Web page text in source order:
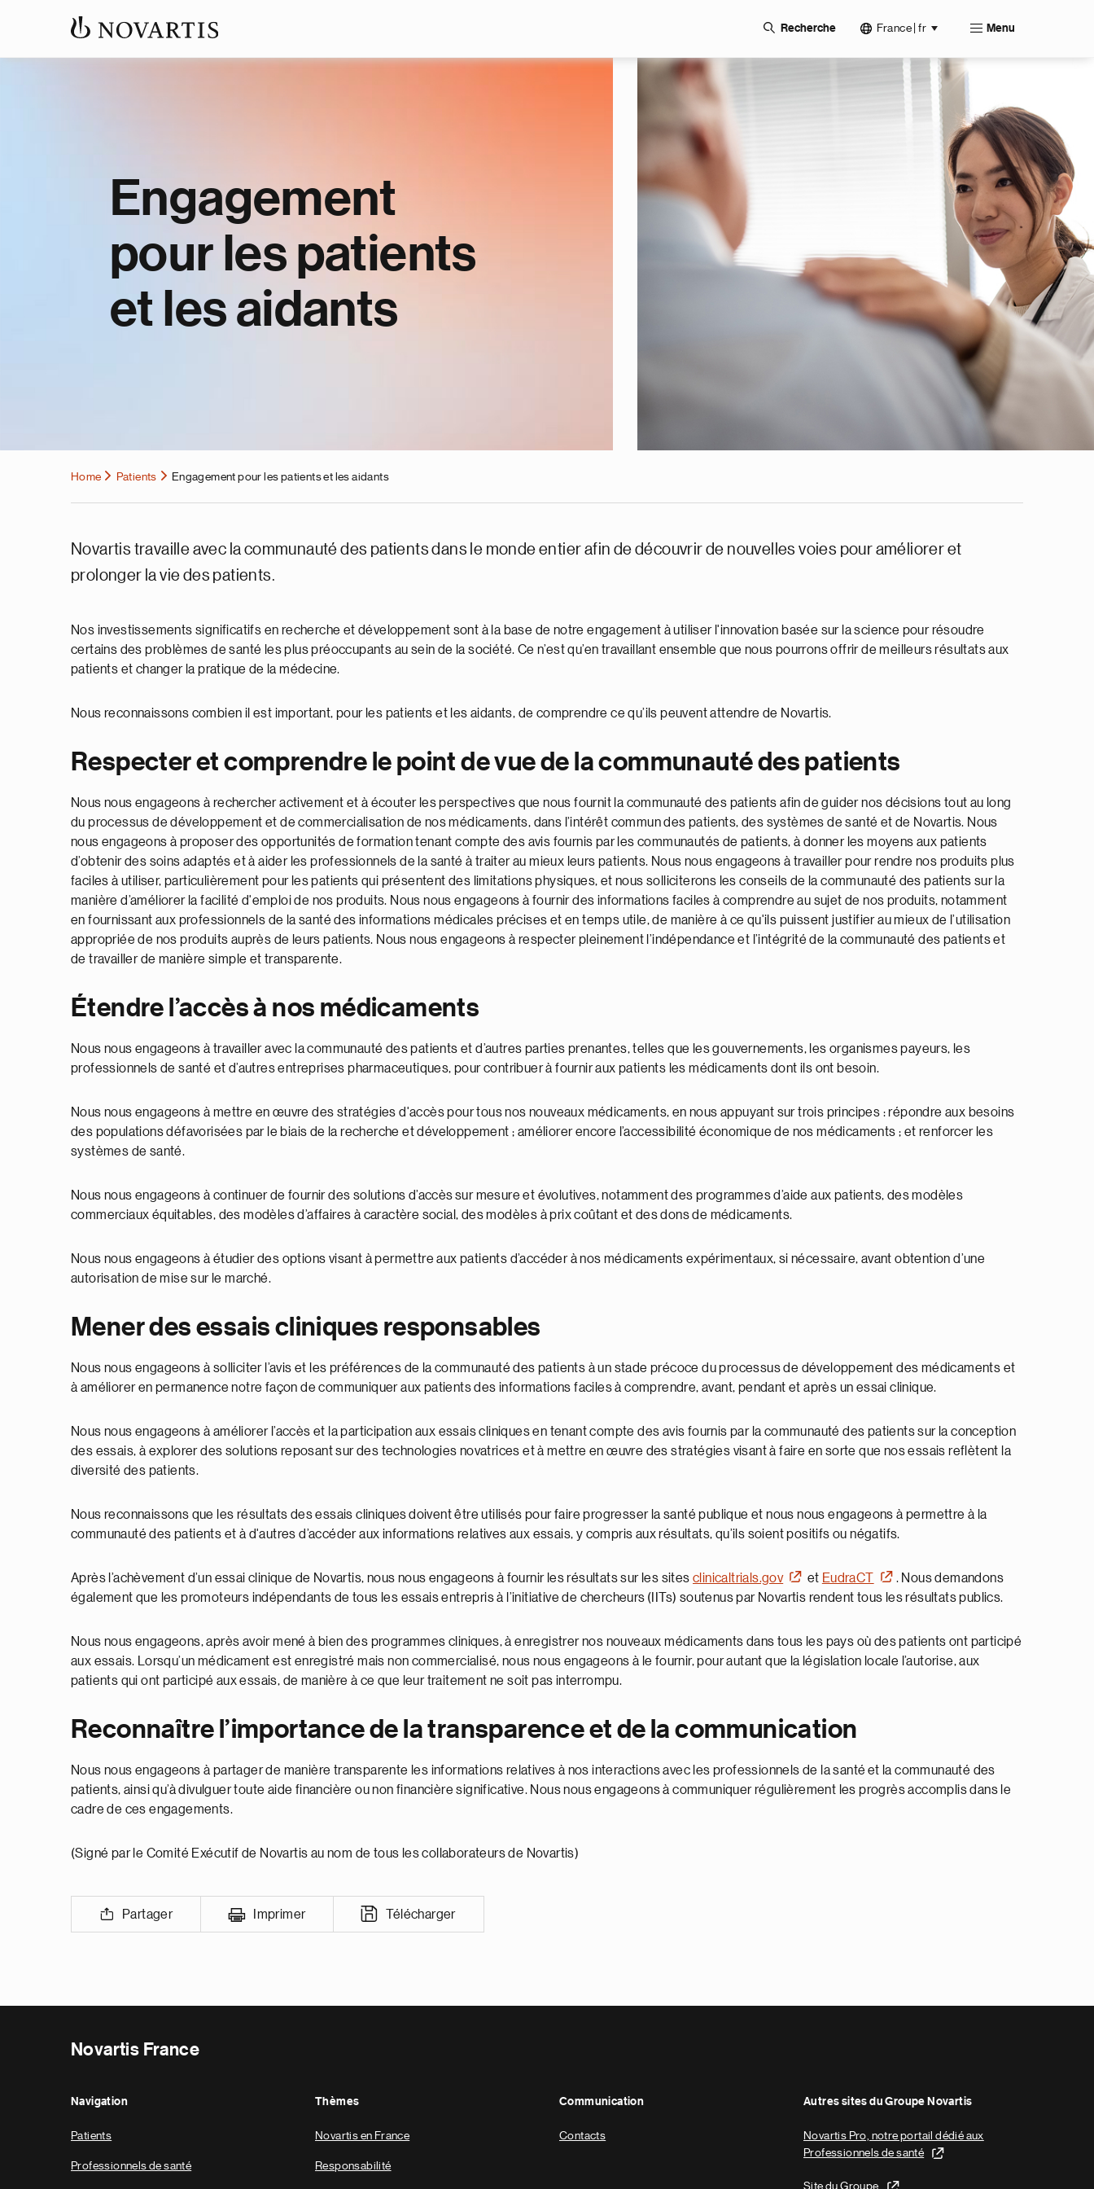
Recherche France | fr Menu
Engagement
pour les patients
et les aidants
Home Patients Engagement pour les patients et les aidants
Novartis travaille avec la communauté des patients dans le monde entier afin de découvrir de nouvelles voies pour améliorer et
prolonger la vie des patients.
Nos investissements significatifs en recherche et développement sont à la base de notre engagement à utiliser l'innovation basée sur la science pour résoudre
certains des problèmes de santé les plus préoccupants au sein de la société. Ce n’est qu’en travaillant ensemble que nous pourrons offrir de meilleurs résultats aux
patients et changer la pratique de la médecine.
Nous reconnaissons combien il est important, pour les patients et les aidants, de comprendre ce qu’ils peuvent attendre de Novartis.
Respecter et comprendre le point de vue de la communauté des patients
Nous nous engageons à rechercher activement et à écouter les perspectives que nous fournit la communauté des patients afin de guider nos décisions tout au long
du processus de développement et de commercialisation de nos médicaments, dans l’intérêt commun des patients, des systèmes de santé et de Novartis. Nous
nous engageons à proposer des opportunités de formation tenant compte des avis fournis par les communautés de patients, à donner les moyens aux patients
d’obtenir des soins adaptés et à aider les professionnels de la santé à traiter au mieux leurs patients. Nous nous engageons à travailler pour rendre nos produits plus
faciles à utiliser, particulièrement pour les patients qui présentent des limitations physiques, et nous solliciterons les conseils de la communauté des patients sur la
manière d’améliorer la facilité d'emploi de nos produits. Nous nous engageons à fournir des informations faciles à comprendre au sujet de nos produits, notamment
en fournissant aux professionnels de la santé des informations médicales précises et en temps utile, de manière à ce qu'ils puissent justifier au mieux de l’utilisation
appropriée de nos produits auprès de leurs patients. Nous nous engageons à respecter pleinement l’indépendance et l’intégrité de la communauté des patients et
de travailler de manière simple et transparente.
Étendre l’accès à nos médicaments
Nous nous engageons à travailler avec la communauté des patients et d’autres parties prenantes, telles que les gouvernements, les organismes payeurs, les
professionnels de santé et d’autres entreprises pharmaceutiques, pour contribuer à fournir aux patients les médicaments dont ils ont besoin.
Nous nous engageons à mettre en œuvre des stratégies d'accès pour tous nos nouveaux médicaments, en nous appuyant sur trois principes : répondre aux besoins
des populations défavorisées par le biais de la recherche et développement ; améliorer encore l’accessibilité économique de nos médicaments ; et renforcer les
systèmes de santé.
Nous nous engageons à continuer de fournir des solutions d’accès sur mesure et évolutives, notamment des programmes d’aide aux patients, des modèles
commerciaux équitables, des modèles d’affaires à caractère social, des modèles à prix coûtant et des dons de médicaments.
Nous nous engageons à étudier des options visant à permettre aux patients d’accéder à nos médicaments expérimentaux, si nécessaire, avant obtention d’une
autorisation de mise sur le marché.
Mener des essais cliniques responsables
Nous nous engageons à solliciter l’avis et les préférences de la communauté des patients à un stade précoce du processus de développement des médicaments et
à améliorer en permanence notre façon de communiquer aux patients des informations faciles à comprendre, avant, pendant et après un essai clinique.
Nous nous engageons à améliorer l’accès et la participation aux essais cliniques en tenant compte des avis fournis par la communauté des patients sur la conception
des essais, à explorer des solutions reposant sur des technologies novatrices et à mettre en œuvre des stratégies visant à faire en sorte que nos essais reflètent la
diversité des patients.
Nous reconnaissons que les résultats des essais cliniques doivent être utilisés pour faire progresser la santé publique et nous nous engageons à permettre à la
communauté des patients et à d'autres d’accéder aux informations relatives aux essais, y compris aux résultats, qu’ils soient positifs ou négatifs.
Après l’achèvement d’un essai clinique de Novartis, nous nous engageons à fournir les résultats sur les sites clinicaltrials.gov et EudraCT
. Nous demandons
également que les promoteurs indépendants de tous les essais entrepris à l’initiative de chercheurs (IITs) soutenus par Novartis rendent tous les résultats publics.
Nous nous engageons, après avoir mené à bien des programmes cliniques, à enregistrer nos nouveaux médicaments dans tous les pays où des patients ont participé
aux essais. Lorsqu’un médicament est enregistré mais non commercialisé, nous nous engageons à le fournir, pour autant que la législation locale l’autorise, aux
patients qui ont participé aux essais, de manière à ce que leur traitement ne soit pas interrompu.
Reconnaître l’importance de la transparence et de la communication
Nous nous engageons à partager de manière transparente les informations relatives à nos interactions avec les professionnels de la santé et la communauté des
patients, ainsi qu’à divulguer toute aide financière ou non financière significative. Nous nous engageons à communiquer régulièrement les progrès accomplis dans le
cadre de ces engagements.
(Signé par le Comité Exécutif de Novartis au nom de tous les collaborateurs de Novartis)
Partager Imprimer Télécharger
Novartis France
Navigation
Patients
Professionnels de santé
Thèmes
Novartis en France
Responsabilité
Communication
Contacts
Autres sites du Groupe Novartis
Novartis Pro, notre portail dédié aux
Professionnels de santé
Site du Groupe